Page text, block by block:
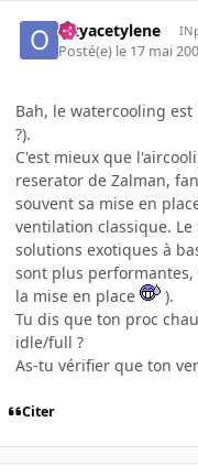
Oxyacetylene
Posté(e) le 17 mai
Bah, le watercooling
?).
C'est mieux que
reserator de Zalman,
souvent sa mise en
ventilation classique. Le
solutions exotiques à
sont plus
la mise en place
).
Tu dis que ton proc
idle/full ?
As-tu vérifier que ton
Citer